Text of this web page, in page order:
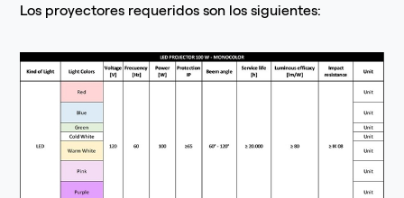
Los proyectores requeridos son los siguientes: